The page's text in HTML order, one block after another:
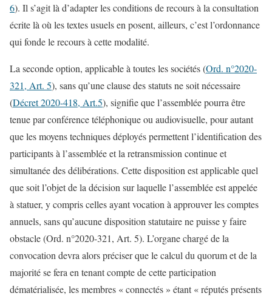
6). Il s’agit là d’adapter les conditions de recours à la consultation
écrite là où les textes usuels en posent, ailleurs, c’est l’ordonnance
qui fonde le recours à cette modalité.
La seconde option, applicable à toutes les sociétés (Ord. n°2020-
321, Art. 5), sans qu’une clause des statuts ne soit nécessaire
(Décret 2020-418, Art.5), signifie que l’assemblée pourra être
tenue par conférence téléphonique ou audiovisuelle, pour autant
que les moyens techniques déployés permettent l’identification des
participants à l’assemblée et la retransmission continue et
simultanée des délibérations. Cette disposition est applicable quel
que soit l’objet de la décision sur laquelle l’assemblée est appelée
à statuer, y compris celles ayant vocation à approuver les comptes
annuels, sans qu’aucune disposition statutaire ne puisse y faire
obstacle (Ord. n°2020-321, Art. 5). L’organe chargé de la
convocation devra alors préciser que le calcul du quorum et de la
majorité se fera en tenant compte de cette participation
dématérialisée, les membres « connectés » étant « réputés présents